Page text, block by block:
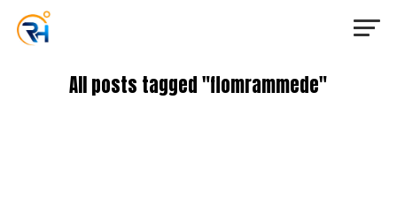
All posts tagged "flomrammede"